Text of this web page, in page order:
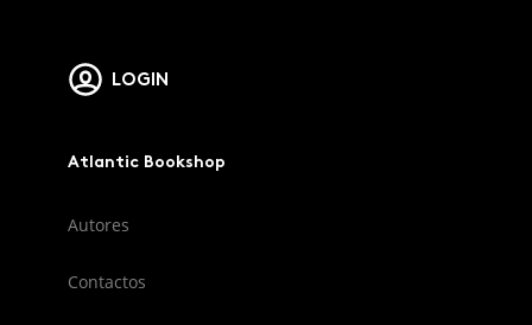
LOGIN
Atlantic Bookshop
Autores
Contactos